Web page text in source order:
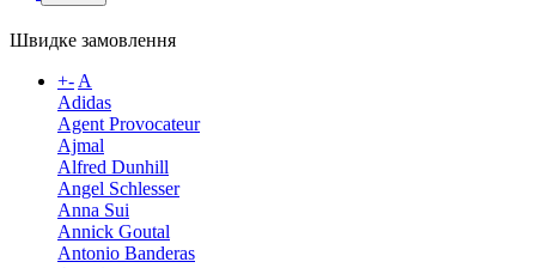
Швидке замовлення
+-A
Adidas
Agent Provocateur
Ajmal
Alfred Dunhill
Angel Schlesser
Anna Sui
Annick Goutal
Antonio Banderas